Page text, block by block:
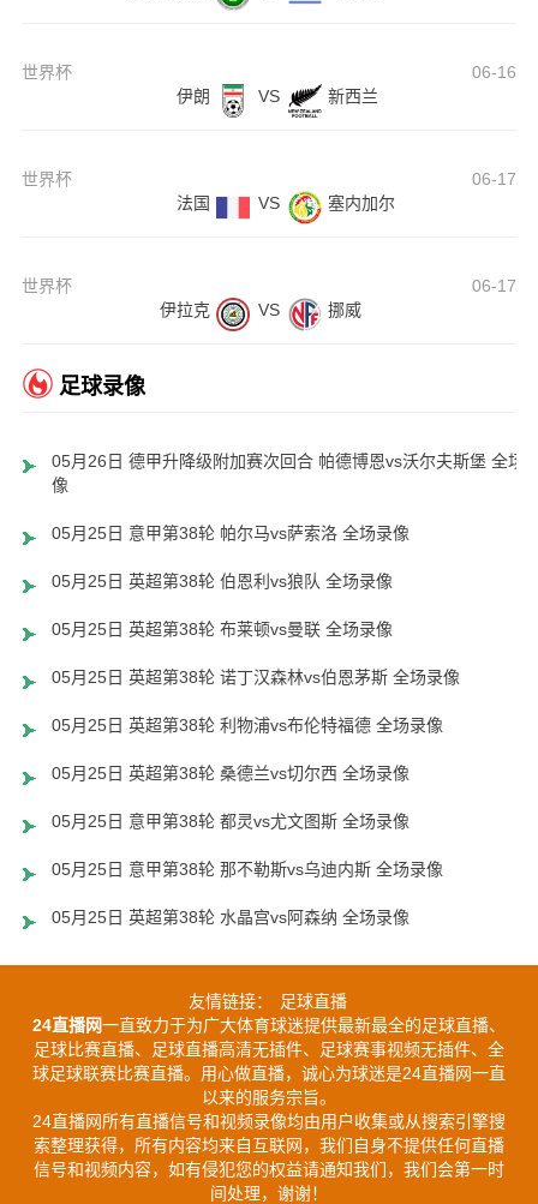
世界杯
06-16
伊朗
VS 新西兰
世界杯
06-17
法国
VS 塞内加尔
世界杯
06-17
伊拉克
VS 挪威
足球录像
05月26日 德甲升降级附加赛次回合 帕德博恩vs沃尔夫斯堡 全场
像
05月25日 意甲第38轮 帕尔马vs萨索洛 全场录像
05月25日 英超第38轮 伯恩利vs狼队 全场录像
05月25日 英超第38轮 布莱顿vs曼联 全场录像
05月25日 英超第38轮 诺丁汉森林vs伯恩茅斯 全场录像
05月25日 英超第38轮 利物浦vs布伦特福德 全场录像
05月25日 英超第38轮 桑德兰vs切尔西 全场录像
05月25日 意甲第38轮 都灵vs尤文图斯 全场录像
05月25日 意甲第38轮 那不勒斯vs乌迪内斯 全场录像
05月25日 英超第38轮 水晶宫vs阿森纳 全场录像
友情链接：
足球直播
24直播网一直致力于为广大体育球迷提供最新最全的足球直播、
足球比赛直播、足球直播高清无插件、足球赛事视频无插件、全
球足球联赛比赛直播。用心做直播，诚心为球迷是24直播网一直
以来的服务宗旨。
24直播网所有直播信号和视频录像均由用户收集或从搜索引擎搜
索整理获得，所有内容均来自互联网，我们自身不提供任何直播
信号和视频内容，如有侵犯您的权益请通知我们，我们会第一时
间处理，谢谢！